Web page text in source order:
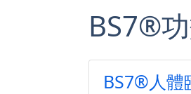
BS7®
BS7®人體